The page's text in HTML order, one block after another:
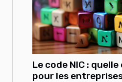
Le code NIC :
pour les